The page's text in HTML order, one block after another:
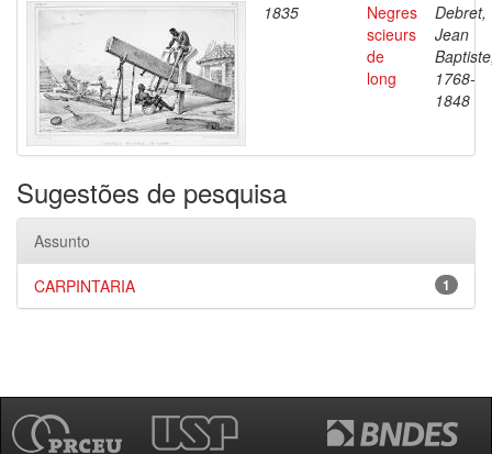
1835
Negres
scieurs
de
long
Debret,
Jean
1768-
1848
Sugestões de pesquisa
Assunto
1
CARPINTARIA